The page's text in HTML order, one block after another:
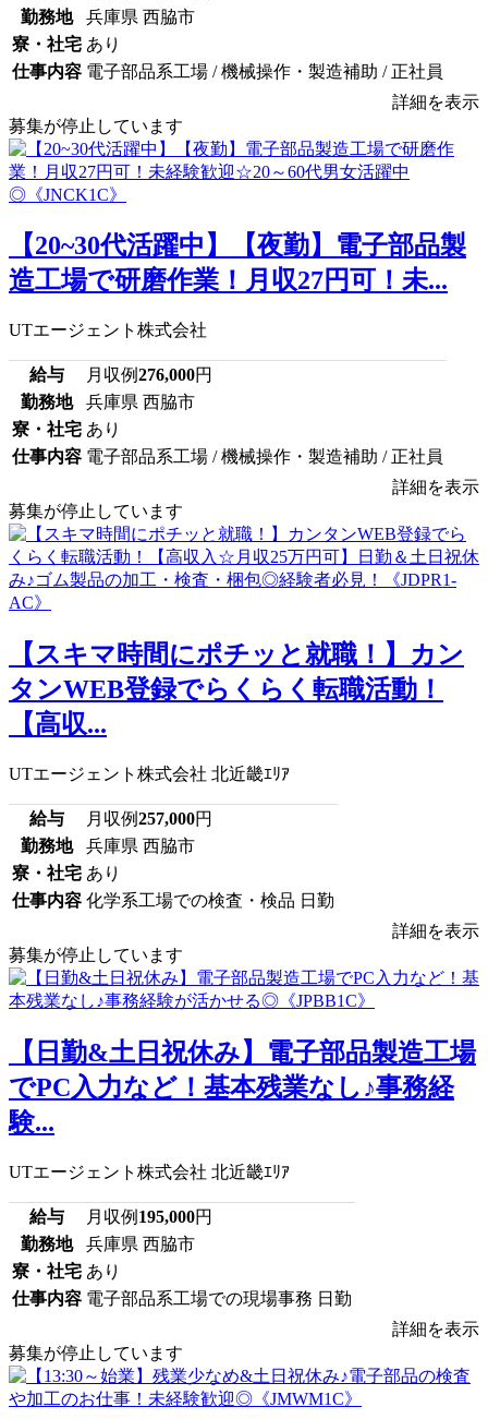
勤務地
兵庫県 西脇市
寮・社宅 あり
仕事内容 電子部品系工場 / 機械操作・製造補助 / 正社員
詳細を表示
募集が停止しています
【20~30代活躍中】【夜勤】電子部品製
造工場で研磨作業！月収27円可！未...
UTエージェント株式会社
給与 月収例276,000円
勤務地
兵庫県 西脇市
寮・社宅 あり
仕事内容 電子部品系工場 / 機械操作・製造補助 / 正社員
詳細を表示
募集が停止しています
【スキマ時間にポチッと就職！】カン
タンWEB登録でらくらく転職活動！
【高収...
UTエージェント株式会社 北近畿ｴﾘｱ
給与 月収例257,000円
勤務地
兵庫県 西脇市
寮・社宅 あり
仕事内容 化学系工場での検査・検品 日勤
詳細を表示
募集が停止しています
【日勤&土日祝休み】電子部品製造工場
でPC入力など！基本残業なし♪事務経
験...
UTエージェント株式会社 北近畿ｴﾘｱ
給与 月収例 195,000円
勤務地
兵庫県 西脇市
寮・社宅 あり
仕事内容 電子部品系工場での現場事務 日勤
詳細を表示
募集が停止しています